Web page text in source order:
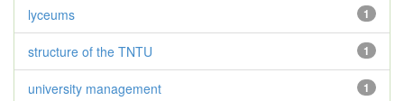
1
lyceums
1
structure of the TNTU
1
university management